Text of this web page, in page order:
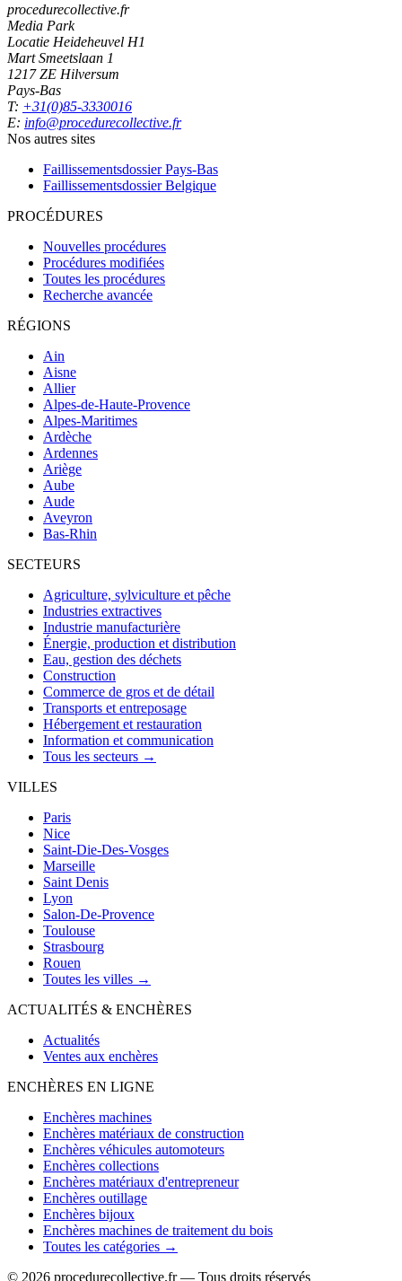
procedurecollective.fr
Media Park
Locatie Heideheuvel H1
Mart Smeetslaan 1
1217 ZE Hilversum
Pays-Bas
T: +31(0)85-3330016
E: info@procedurecollective.fr
Nos autres sites
Faillissementsdossier Pays-Bas
Faillissementsdossier Belgique
PROCÉDURES
Nouvelles procédures
Procédures modifiées
Toutes les procédures
Recherche avancée
RÉGIONS
Ain
Aisne
Allier
Alpes-de-Haute-Provence
Alpes-Maritimes
Ardèche
Ardennes
Ariège
Aube
Aude
Aveyron
Bas-Rhin
SECTEURS
Agriculture, sylviculture et pêche
Industries extractives
Industrie manufacturière
Énergie, production et distribution
Eau, gestion des déchets
Construction
Commerce de gros et de détail
Transports et entreposage
Hébergement et restauration
Information et communication
Tous les secteurs →
VILLES
Paris
Nice
Saint-Die-Des-Vosges
Marseille
Saint Denis
Lyon
Salon-De-Provence
Toulouse
Strasbourg
Rouen
Toutes les villes →
ACTUALITÉS & ENCHÈRES
Actualités
Ventes aux enchères
ENCHÈRES EN LIGNE
Enchères machines
Enchères matériaux de construction
Enchères véhicules automoteurs
Enchères collections
Enchères matériaux d'entrepreneur
Enchères outillage
Enchères bijoux
Enchères machines de traitement du bois
Toutes les catégories →
© 2026 procedurecollective.fr — Tous droits réservés